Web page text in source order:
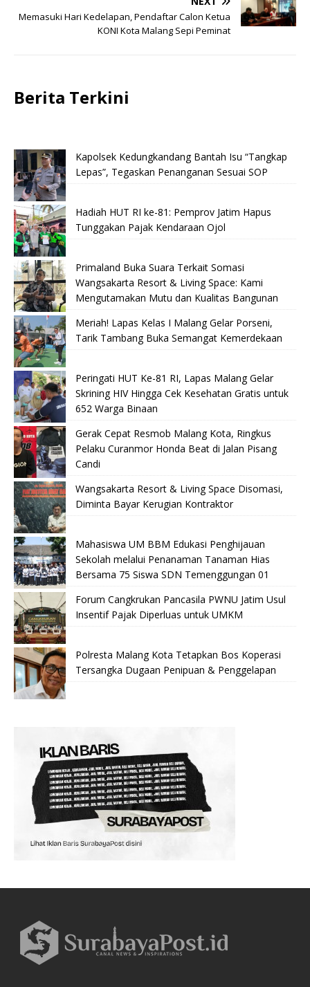
Memasuki Hari Kedelapan, Pendaftar Calon Ketua
KONI Kota Malang Sepi Peminat
Berita Terkini
Kapolsek Kedungkandang Bantah Isu “Tangkap
Lepas”, Tegaskan Penanganan Sesuai SOP
Hadiah HUT RI ke-81: Pemprov Jatim Hapus
Tunggakan Pajak Kendaraan Ojol
Primaland Buka Suara Terkait Somasi
Wangsakarta Resort & Living Space: Kami
Mengutamakan Mutu dan Kualitas Bangunan
Meriah! Lapas Kelas I Malang Gelar Porseni,
Tarik Tambang Buka Semangat Kemerdekaan
Peringati HUT Ke-81 RI, Lapas Malang Gelar
Skrining HIV Hingga Cek Kesehatan Gratis untuk
652 Warga Binaan
Gerak Cepat Resmob Malang Kota, Ringkus
Pelaku Curanmor Honda Beat di Jalan Pisang
Candi
Wangsakarta Resort & Living Space Disomasi,
Diminta Bayar Kerugian Kontraktor
Mahasiswa UM BBM Edukasi Penghijauan
Sekolah melalui Penanaman Tanaman Hias
Bersama 75 Siswa SDN Temenggungan 01
Forum Cangkrukan Pancasila PWNU Jatim Usul
Insentif Pajak Diperluas untuk UMKM
Polresta Malang Kota Tetapkan Bos Koperasi
Tersangka Dugaan Penipuan & Penggelapan